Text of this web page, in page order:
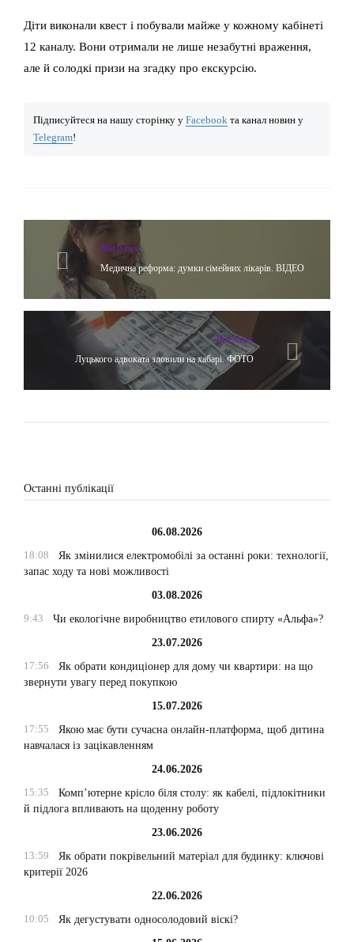
Діти виконали квест і побували майже у кожному кабінеті
12 каналу. Вони отримали не лише незабутні враження,
але й солодкі призи на згадку про екскурсію.
Підписуйтеся на нашу сторінку у Facebook та канал новин у
Telegram!
Hot News
Медична реформа: думки сімейних лікарів. ВІДЕО
Hot News
Луцького адвоката зловили на хабарі. ФОТО
Останні публікації
06.08.2026
18:08
Як змінилися електромобілі за останні роки: технології,
запас ходу та нові можливості
03.08.2026
9:43
Чи екологічне виробництво етилового спирту «Альфа»?
23.07.2026
17:56
Як обрати кондиціонер для дому чи квартири: на що
звернути увагу перед покупкою
15.07.2026
17:55
Якою має бути сучасна онлайн-платформа, щоб дитина
навчалася із зацікавленням
24.06.2026
15:35
Комп’ютерне крісло біля столу: як кабелі, підлокітники
й підлога впливають на щоденну роботу
23.06.2026
13:59
Як обрати покрівельний матеріал для будинку: ключові
критерії 2026
22.06.2026
10:05
Як дегустувати односолодовий віскі?